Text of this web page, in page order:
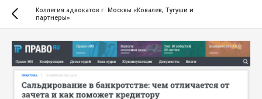
Коллегия адвокатов г. Москвы «Ковалев, Тугуши и
партнеры»